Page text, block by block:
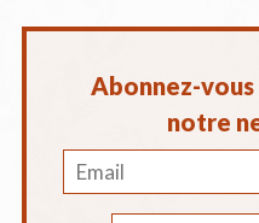
Abonnez-
notre